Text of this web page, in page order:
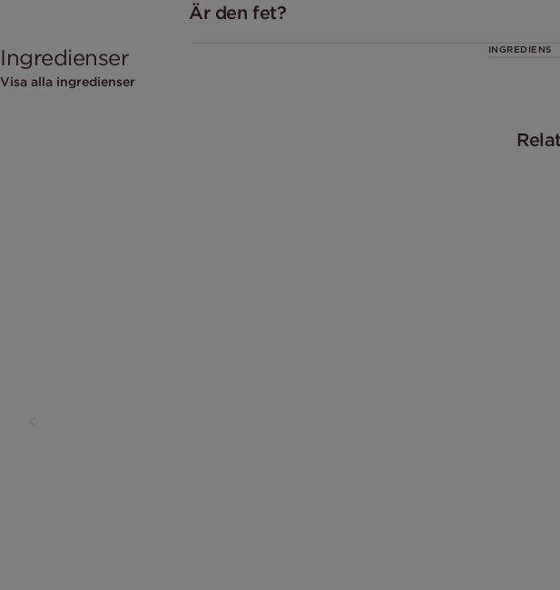
Är den fet?
Ingredienser
Visa alla ingredienser
INGREDIENS